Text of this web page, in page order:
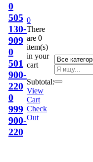
0
505
130-
909
0
501
900-
220
0
999
900-
220
0
There
are 0
item(s)
in your
cart
Subtotal:
View
Cart
Check
Out